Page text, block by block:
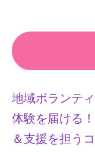
地域ボランテ
体験を届ける
＆支援を担う